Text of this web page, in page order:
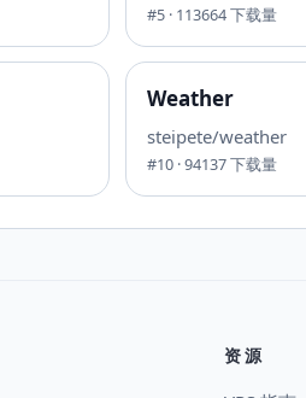
#5· 113664下载量
Weather
steipete/weather
#10·94137下载量
资源